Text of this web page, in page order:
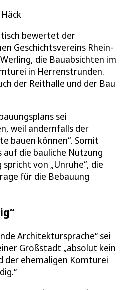
bewertet der
Geschichtsvereins Rhein-
die Bauabsichten im
in Herrenstrunden.
der Reithalle und der Bau
sei
weil andernfalls der
bauen können“. Somit
die bauliche Nutzung
von „Unruhe“, die
für die Bebauung
Architektursprache“ sei
Großstadt „absolut kein
der ehemaligen Komturei